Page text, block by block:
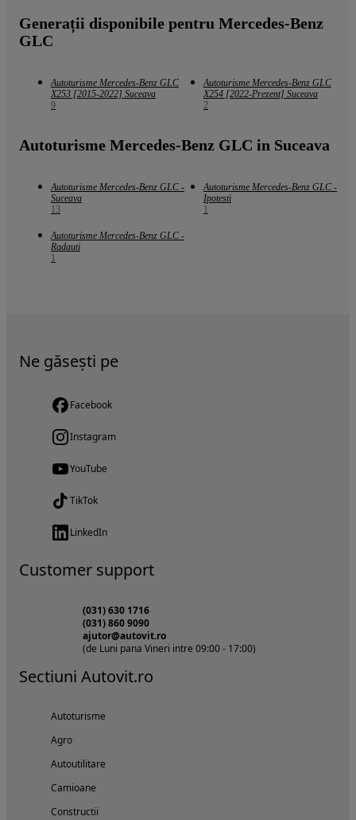
Generații disponibile pentru Mercedes-Benz
GLC
Autoturisme Mercedes-Benz GLC
X253 [2015-2022] Suceava
9
Autoturisme Mercedes-Benz GLC
X254 [2022-Prezent] Suceava
2
Autoturisme Mercedes-Benz GLC in Suceava
Autoturisme Mercedes-Benz GLC -
Suceava
13
Autoturisme Mercedes-Benz GLC -
Ipotesti
1
Autoturisme Mercedes-Benz GLC -
Radauti
1
Ne găsești pe
Facebook
Instagram
YouTube
TikTok
LinkedIn
Customer support
(031) 630 1716
(031) 860 9090
ajutor@autovit.ro
(de Luni pana Vineri intre 09:00 - 17:00)
Sectiuni Autovit.ro
Autoturisme
Agro
Autoutilitare
Camioane
Constructii